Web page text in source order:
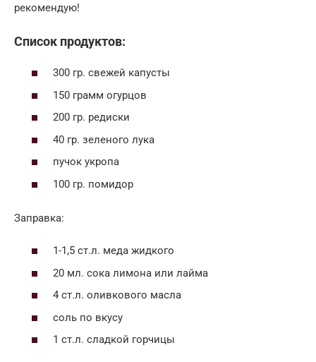
рекомендую!
Список продуктов:
300 гр. свежей капусты
150 грамм огурцов
200 гр. редиски
40 гр. зеленого лука
пучок укропа
100 гр. помидор
Заправка:
1-1,5 ст.л. меда жидкого
20 мл. сока лимона или лайма
4 ст.л. оливкового масла
соль по вкусу
1 ст.л. сладкой горчицы